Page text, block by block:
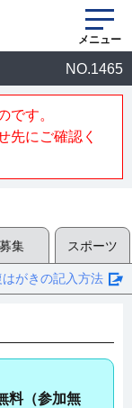
メニュー
NO.1465
です。
先にご確認く
募集 スポーツ
がきの記入方法
料（参加無